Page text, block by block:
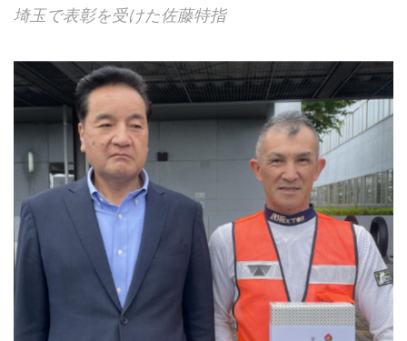
埼玉で表彰を受けた佐藤特指